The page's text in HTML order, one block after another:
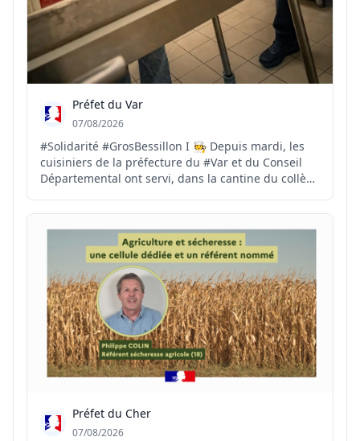
Préfet du Var
07/08/2026
#Solidarité #GrosBessillon I 🧑‍🍳 Depuis mardi, les
cuisiniers de la préfecture du #Var et du Conseil
Départemental ont servi, dans la cantine du collège
sapeurs-pompiers. 🍅 Ce soir, les dons de produits
par les agriculteurs varois vont permettre de...
Préfet du Cher
07/08/2026